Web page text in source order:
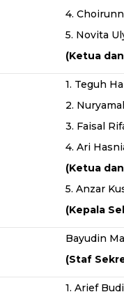
4.
5. Novita
(Ketua
1. Teguh
2.
3. Faisal
4. Ari
(Ketua
5. Anzar
(Kepala
Bayudin
(Staf
1. Arief